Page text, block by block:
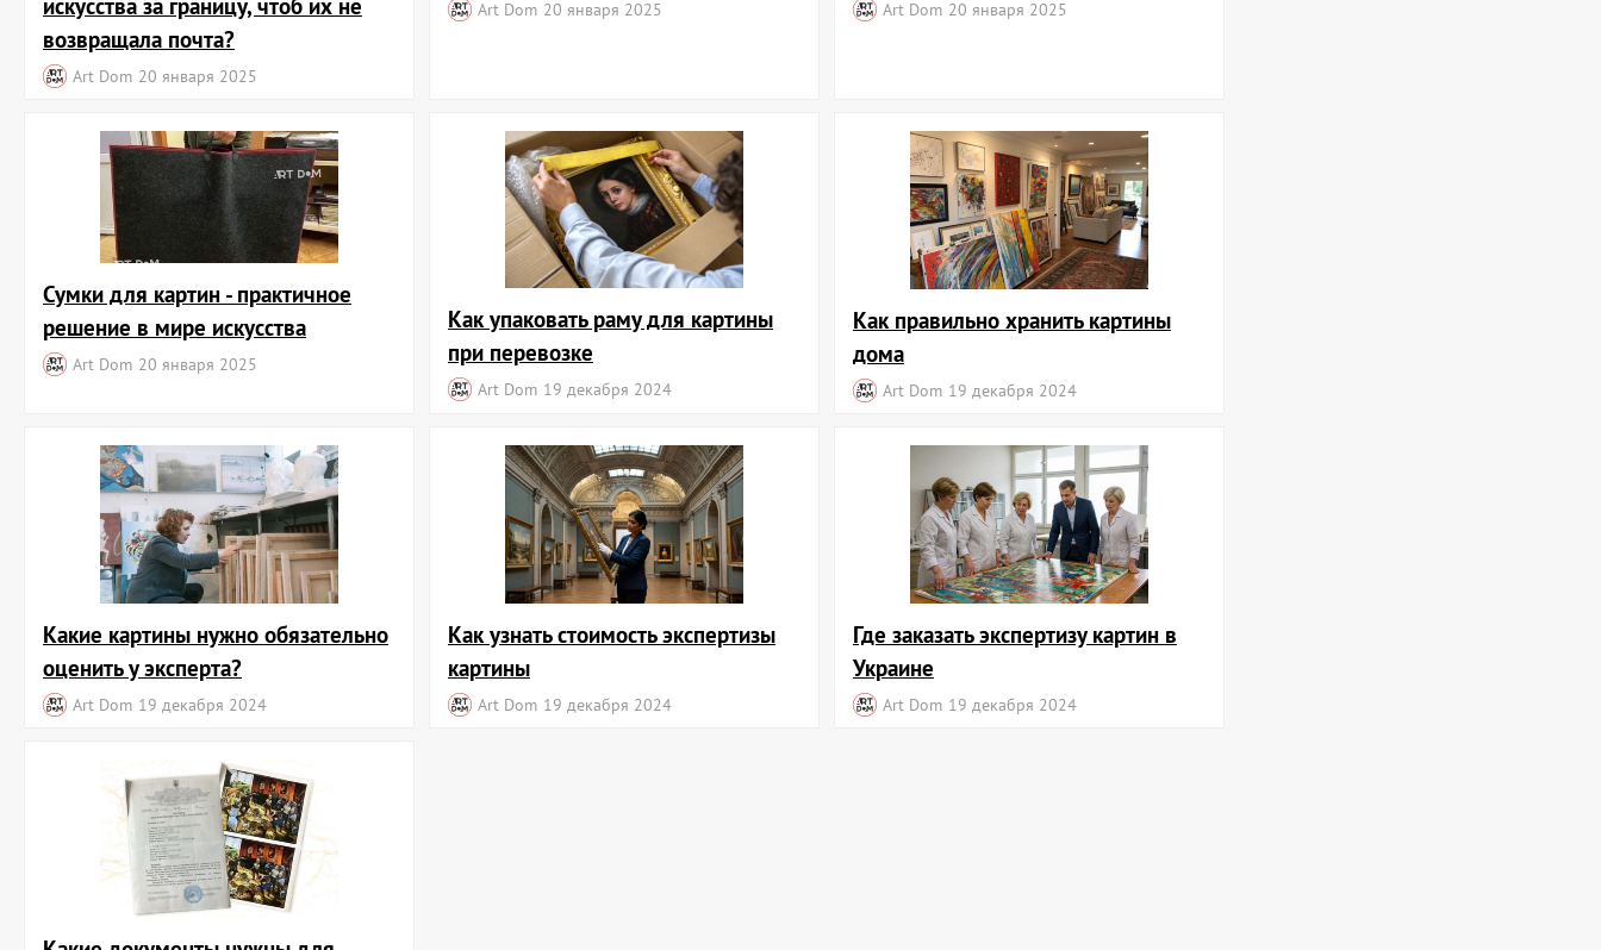
возвращала почта?
Art Dom 20 января 2025
Art Dom 20 января 2025 Art Dom 20 января 2025
Сумки для картин - практичное
решение в мире искусства
Art Dom 20 января 2025
Как упаковать раму для картины
при перевозке
Art Dom 19 декабря 2024
Как правильно хранить картины
дома
Art Dom 19 декабря 2024
Какие картины нужно обязательно
оценить у эксперта?
Art Dom 19 декабря 2024
Как узнать стоимость экспертизы
картины
Art Dom 19 декабря 2024
Где заказать экспертизу картин в
Украине
Art Dom 19 декабря 2024